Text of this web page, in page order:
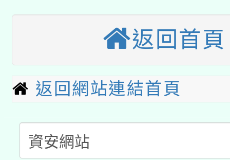
接種對象擴大為「滿6
接種之民眾」措施，
月28日止
宣導素材2份，請協助
管道加強宣導
115年8月22日(星期六
桃園市孔廟祈福系列
開 智慧啟航」
2026年桃園地景藝術
「2026桃園藝術巡演
關事宜
轉知教育部國民及學前
年度健康促進學校輔導
原住民族教育政策研討
轉知教育部國民及學前
返回首頁
返回網站連結首頁